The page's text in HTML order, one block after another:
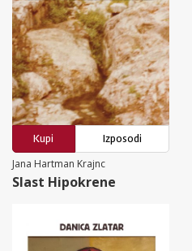
Kupi
Izposodi
Jana Hartman Krajnc
Slast Hipokrene